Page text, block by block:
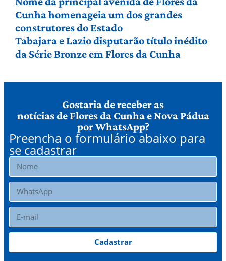
Cunha homenageia um dos grandes
construtores do Estado
Tabajara e Lazio disputarão título inédito
da Série Bronze em Flores da Cunha
Gostaria de receber as
notícias de Flores da Cunha e Nova Pádua
por WhatsApp?
Preencha o formulário abaixo para
se cadastrar
Cadastrar